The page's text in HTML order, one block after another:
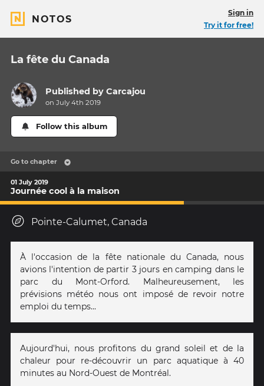
NOTOS
Sign in
Try it for free!
La fête du Canada
Published byCarcajou
on July 4th 2019
Follow this album
Go to chapter
01 July 2019
Journée cool à la maison
Pointe-Calumet, Canada
À l'occasion de la fête nationale du Canada, nous
avions l'intention de partir 3 jours en camping dans le
parc du Mont-Orford. Malheureusement, les
prévisions météo nous ont imposé de revoir notre
emploi du temps...
Aujourd'hui, nous profitons du grand soleil et de la
chaleur pour re-découvrir un parc aquatique à 40
minutes au Nord-Ouest de Montréal.